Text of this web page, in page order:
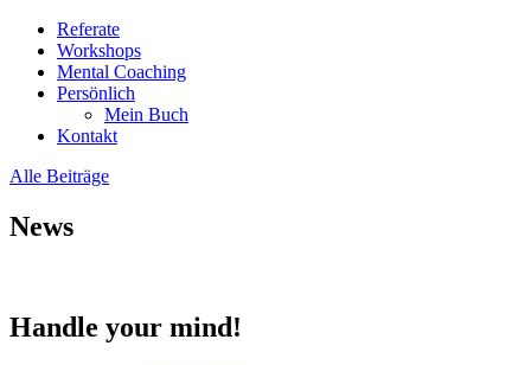
Referate
Workshops
Mental Coaching
Persönlich
Mein Buch
Kontakt
Alle Beiträge
News
Handle your mind!